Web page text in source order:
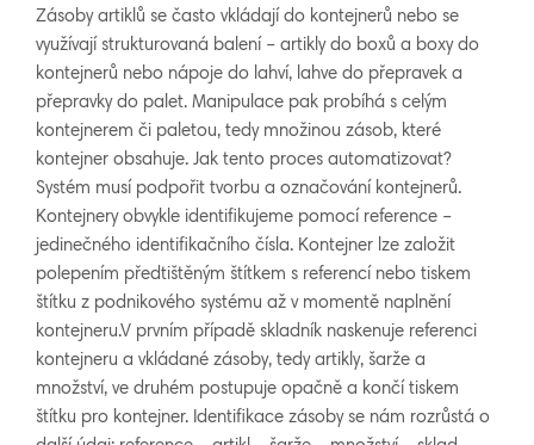
Zásoby artiklů se často vkládají do kontejnerů nebo se
využívají strukturovaná balení – artikly do boxů a boxy do
kontejnerů nebo nápoje do lahví, lahve do přepravek a
přepravky do palet. Manipulace pak probíhá s celým
kontejnerem či paletou, tedy množinou zásob, které
kontejner obsahuje. Jak tento proces automatizovat?
Systém musí podpořit tvorbu a označování kontejnerů.
Kontejnery obvykle identifikujeme pomocí reference –
jedinečného identifikačního čísla. Kontejner lze založit
polepením předtištěným štítkem s referencí nebo tiskem
štítku z podnikového systému až v momentě naplnění
kontejneru.V prvním případě skladník naskenuje referenci
kontejneru a vkládané zásoby, tedy artikly, šarže a
množství, ve druhém postupuje opačně a končí tiskem
štítku pro kontejner. Identifikace zásoby se nám rozrůstá o